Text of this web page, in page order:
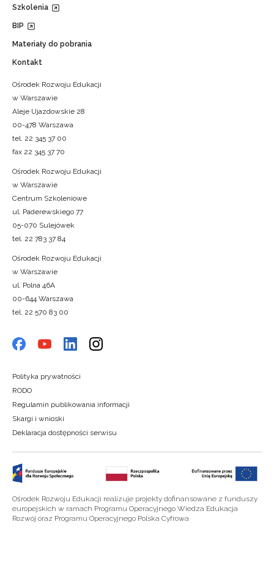
Szkolenia
BIP
Materiały do pobrania
Kontakt
Ośrodek Rozwoju Edukacji
w Warszawie
Aleje Ujazdowskie 28
00-478 Warszawa
tel. 22 345 37 00
fax 22 345 37 70
Ośrodek Rozwoju Edukacji
w Warszawie
Centrum Szkoleniowe
ul. Paderewskiego 77
05-070 Sulejówek
tel. 22 783 37 84
Ośrodek Rozwoju Edukacji
w Warszawie
ul. Polna 46A
00-644 Warszawa
tel. 22 570 83 00
Polityka prywatności
RODO
Regulamin publikowania informacji
Skargi i wnioski
Deklaracja dostępności serwisu
Ośrodek Rozwoju Edukacji realizuje projekty dofinansowane z funduszy
europejskich w ramach Programu Operacyjnego Wiedza Edukacja
Rozwój oraz Programu Operacyjnego Polska Cyfrowa